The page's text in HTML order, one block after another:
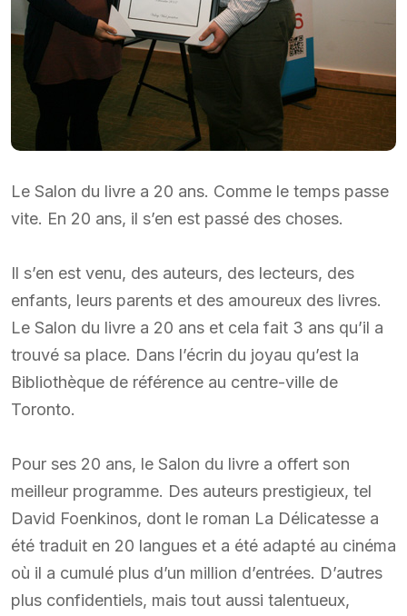
Le Salon du livre a 20 ans. Comme le temps passe
vite. En 20 ans, il s’en est passé des choses.
Il s’en est venu, des auteurs, des lecteurs, des
enfants, leurs parents et des amoureux des livres.
Le Salon du livre a 20 ans et cela fait 3 ans qu’il a
trouvé sa place. Dans l’écrin du joyau qu’est la
Bibliothèque de référence au centre-ville de
Toronto.
Pour ses 20 ans, le Salon du livre a offert son
meilleur programme. Des auteurs prestigieux, tel
David Foenkinos, dont le roman La Délicatesse a
été traduit en 20 langues et a été adapté au cinéma
où il a cumulé plus d’un million d’entrées. D’autres
plus confidentiels, mais tout aussi talentueux,